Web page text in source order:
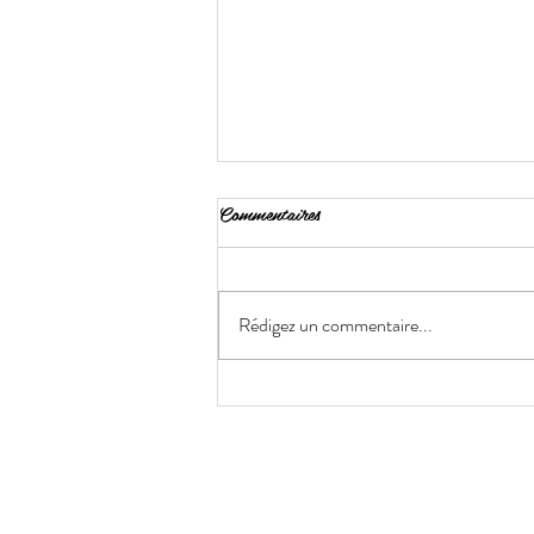
Chignon bas ou chignon haut quel
Commentaires
Rédigez un commentaire...